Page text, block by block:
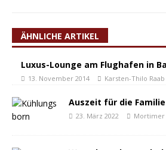
ÄHNLICHE ARTIKEL
Luxus-Lounge am Flughafen in
13. November 2014 Karsten-Thilo Raab
Auszeit für die
23. März 2022 Mortimer